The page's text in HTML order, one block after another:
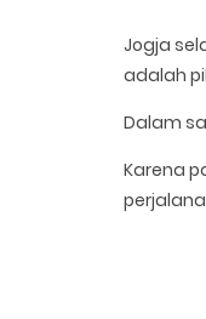
Jogja
adalah
Dalam
Karena